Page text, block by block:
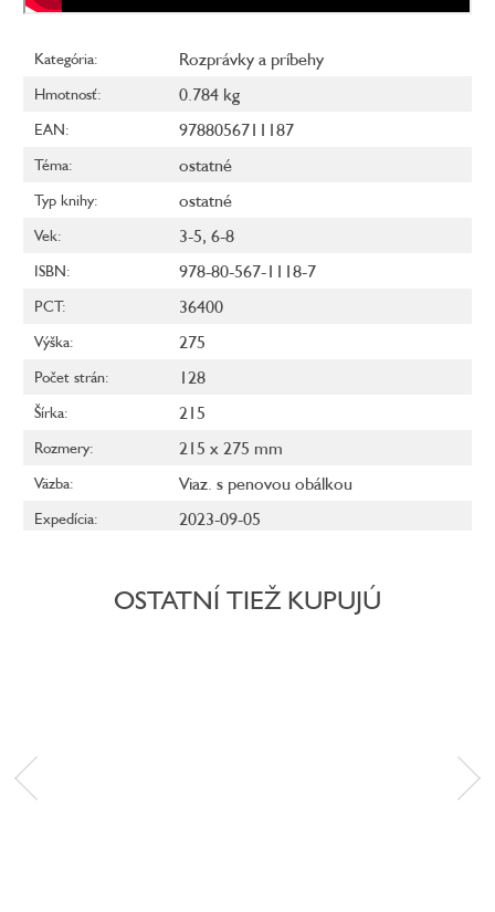
Kategória: Rozprávky a príbehy
Hmotnosť: 0.784 kg
EAN: 9788056711187
Téma: ostatné
Typ knihy: ostatné
Vek: 3-5, 6-8
ISBN: 978-80-567-1118-7
PCT: 36400
Výška: 275
Počet strán: 128
Šírka: 215
Rozmery: 215 x 275 mm
Väzba: Viaz. s penovou obálkou
Expedícia: 2023-09-05
OSTATNÍ TIEŽ KUPUJÚ